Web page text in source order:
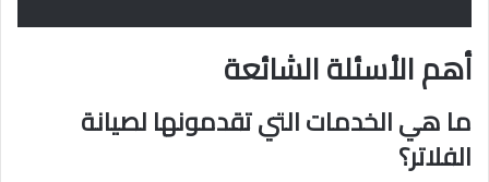
أهم الأسئلة الشائعة
ما هي الخدمات التي تقدمونها لصيانة
الفلاتر؟